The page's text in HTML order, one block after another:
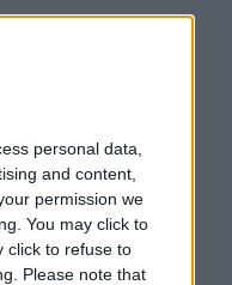
personal data,
and content,
permission we
You may click to
click to refuse to
Please note that